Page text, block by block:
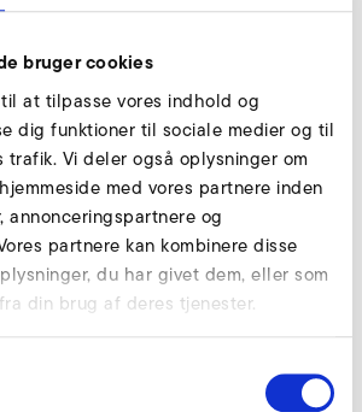
bruger cookies
at tilpasse vores indhold og
dig funktioner til sociale medier og til
trafik. Vi deler også oplysninger om
med vores partnere inden
annonceringspartnere og
partnere kan kombinere disse
du har givet dem, eller som
din brug af deres tjenester.